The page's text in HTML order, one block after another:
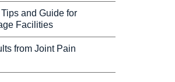
and Guide for
Facilities
from Joint Pain